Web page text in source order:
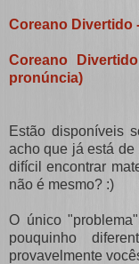
Coreano Divertido
Coreano
pronúncia)
Estão disponíveis
acho que já está de
difícil encontrar
não é mesmo? :)
O único
pouquinho
provavelmente